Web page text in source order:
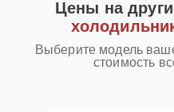
Цены на
Выберите модель
стоимость